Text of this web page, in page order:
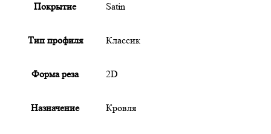
Покрытие Satin
Тип профиля Классик
Форма реза 2D
Назначение Кровля